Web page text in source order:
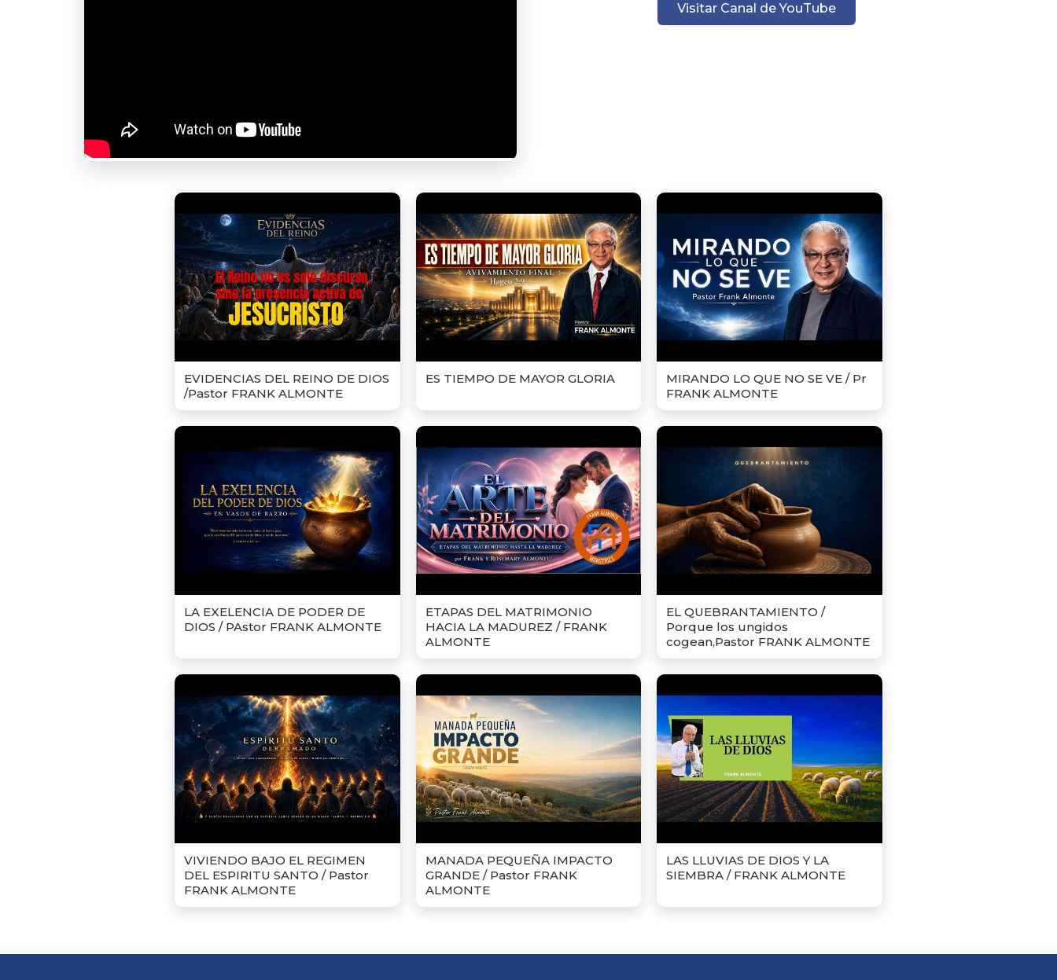
Visitar Canal de YouTube
EVIDENCIAS DEL REINO DE DIOS
/Pastor FRANK ALMONTE
ES TIEMPO DE MAYOR GLORIA
MIRANDO LO QUE NO SE VE / Pr
FRANK ALMONTE
LA EXELENCIA DE PODER DE
DIOS / PAstor FRANK ALMONTE
ETAPAS DEL MATRIMONIO
HACIA LA MADUREZ / FRANK
ALMONTE
EL QUEBRANTAMIENTO /
Porque los ungidos
cogean,Pastor FRANK ALMONTE
VIVIENDO BAJO EL REGIMEN
DEL ESPIRITU SANTO / Pastor
FRANK ALMONTE
MANADA PEQUEÑA IMPACTO
GRANDE / Pastor FRANK
ALMONTE
LAS LLUVIAS DE DIOS Y LA
SIEMBRA / FRANK ALMONTE